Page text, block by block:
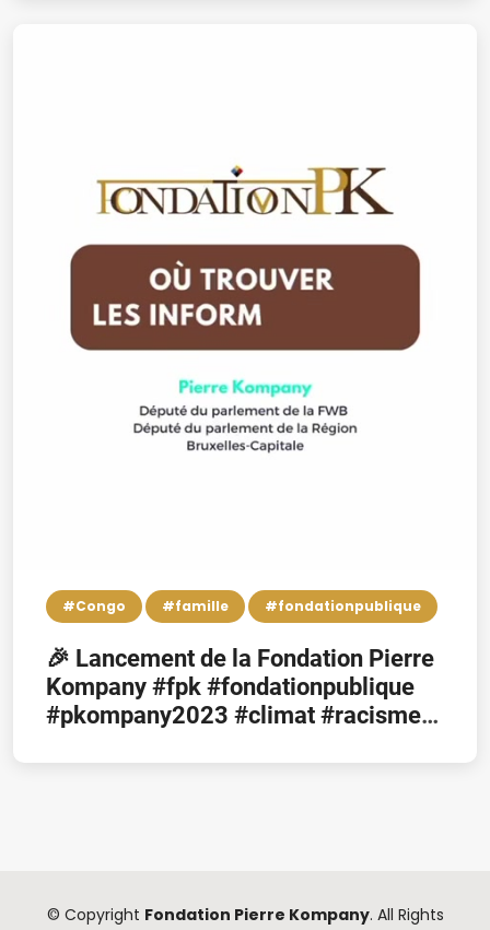
#Congo #famille #fondationpublique
🎉 Lancement de la Fondation Pierre
Kompany #fpk #fondationpublique
#pkompany2023 #climat #racisme
#Congo
© Copyright Fondation Pierre Kompany. All Rights